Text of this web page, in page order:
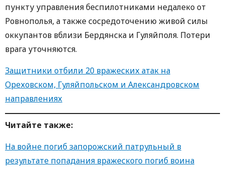
пункту управления беспилотниками недалеко от
Ровнополья, а также сосредоточению живой силы
оккупантов вблизи Бердянска и Гуляйполя. Потери
врага уточняются.
Защитники отбили 20 вражеских атак на
Ореховском, Гуляйпольском и Александровском
направлениях
Читайте также:
На войне погиб запорожский патрульный в
результате попадания вражеского погиб воина